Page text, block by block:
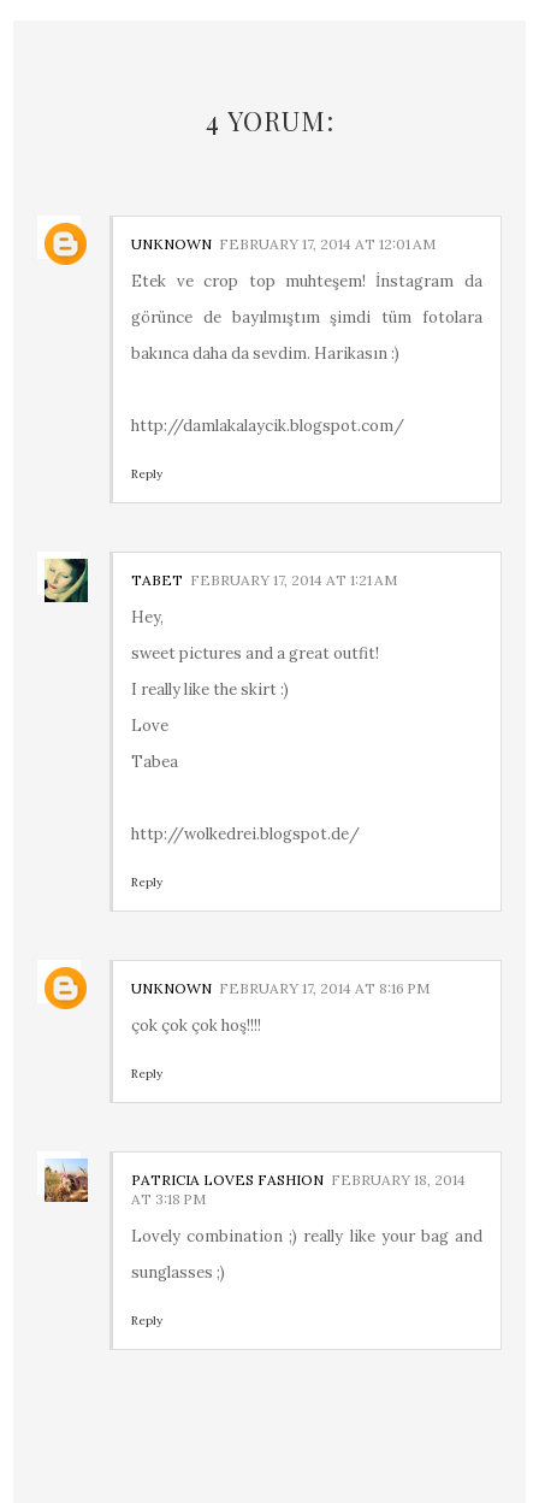
4 YORUM:
UNKNOWN FEBRUARY 17, 2014 AT 12:01 AM
Etek ve crop top muhteşem! İnstagram da
görünce de bayılmıştım şimdi tüm fotolara
bakınca daha da sevdim. Harikasın :)
http://damlakalaycik.blogspot.com/
Reply
TABET FEBRUARY 17, 2014 AT 1:21 AM
Hey,
sweet pictures and a great outfit!
I really like the skirt :)
Love
Tabea
http://wolkedrei.blogspot.de/
Reply
UNKNOWN FEBRUARY 17, 2014 AT 8:16 PM
çok çok çok hoş!!!!
Reply
PATRICIA LOVES FASHION FEBRUARY 18, 2014
AT 3:18 PM
Lovely combination ;) really like your bag and
sunglasses ;)
Reply